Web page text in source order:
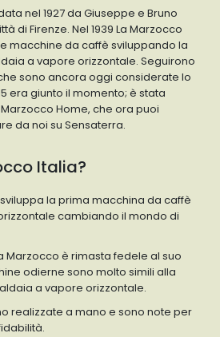
nel 1927 da Giuseppe e Bruno
di Firenze. Nel 1939 La Marzocco
macchine da caffè sviluppando la
a vapore orizzontale. Seguirono
sono ancora oggi considerate lo
era giunto il momento; è stata
Home, che ora puoi
da noi su Sensaterra.
Italia?
sviluppa la prima macchina da caffè
cambiando il mondo di
Marzocco è rimasta fedele al suo
odierne sono molto simili alla
a vapore orizzontale.
realizzate a mano e sono note per